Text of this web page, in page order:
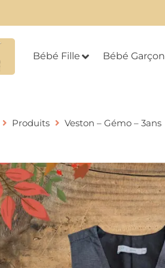
Bébé Fille Bébé Garçon
Produits Veston – Gémo – 3ans